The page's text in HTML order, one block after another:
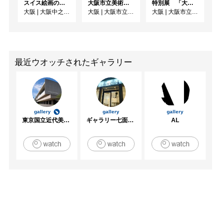
スイス絵画の異才 カール‧ヴァルザー
大阪 | 大阪中之島美術館
大阪市立美術館開館90周年記念特別展 「水滸伝」
大阪 | 大阪市立美術館
特別展 「大絶滅展ー生命史のビッグファイブ」
大阪 | 大阪市立自然史博物館
最近ウオッチされたギャラリー
gallery
東京国立近代美術館
gallery
ギャラリー七面坂途中
gallery
AL